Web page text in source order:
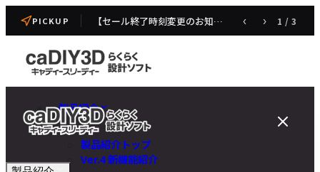
PICKUP 【セール終了時刻変更のお知らせ】caDIY3D V4 発売記念セール ‹ › 1 /3
製品紹介
製品紹介トップ
Ver.4 新機能紹介